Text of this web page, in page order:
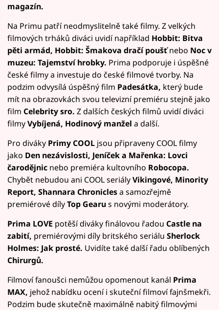
magazín.
Na Primu patří neodmyslitelně také filmy. Z velkých
filmových trháků diváci uvidí například Hobbit: Bitva
pěti armád, Hobbit: Šmakova dračí poušťnebo Noc v
muzeu: Tajemství hrobky. Prima podporuje i úspěšné
české filmy a investuje do české filmové tvorby. Na
podzim odvysílá úspěšný film Padesátka, který bude
mít na obrazovkách svou televizní premiéru stejně jako
film Celebrity sro. Z dalších českých filmů uvidí diváci
filmyVybíjená, Hodinový manžel a další.
Pro diváky Primy COOL jsou připraveny COOL filmy
jako Den nezávislosti, Jeníček a Mařenka: Lovci
čarodějnic nebo premiéra kultovního Robocopa.
Chybět nebudou ani COOL seriályVikingové, Minority
Report, Shannara Chroniclesa samozřejmě
premiérové dílyTop Gearus novými moderátory.
Prima LOVE potěší diváky finálovou řadou Castle na
zabití, premiérovými díly britského seriálu Sherlock
Holmes: Jak prosté. Uvidíte také další řadu oblíbených
Chirurgů.
Filmoví fanoušci nemůžou opomenout kanál Prima
MAX, jehož nabídku ocení i skuteční filmoví fajnšmekři.
Podzim bude skutečně maximálně nabitý filmovými